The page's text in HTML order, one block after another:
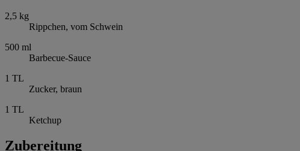
2,5 kg
Rippchen, vom Schwein
500 ml
Barbecue-Sauce
1 TL
Zucker, braun
1 TL
Ketchup
Zubereitung